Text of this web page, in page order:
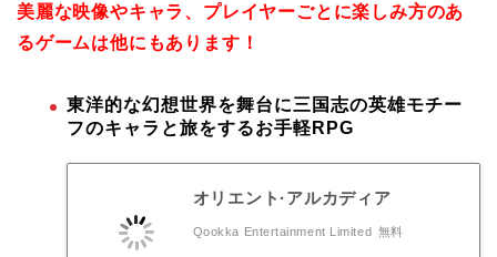
美麗な映像やキャラ、プレイヤーごとに楽しみ方のあ
るゲームは他にもあります！
東洋的な幻想世界を舞台に三国志の英雄モチー
フのキャラと旅をするお手軽RPG
オリエント·アルカディア
Qookka Entertainment Limited 無料